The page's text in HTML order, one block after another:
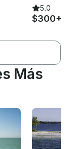
5.0
$300+
Más